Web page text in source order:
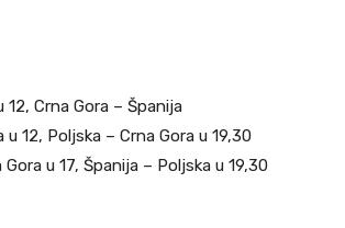
Crna Gora – Španija
12, Poljska – Crna Gora u 19,30
u 17, Španija – Poljska u 19,30